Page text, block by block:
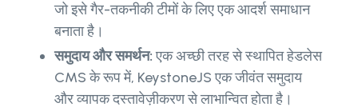
जो इसे गैर-तकनीकी टीमों के लिए एक आदर्श समाधान
बनाता है।
समुदाय और समर्थन:एक अच्छी तरह से स्थापित हेडलेस
CMS के रूप में, KeystoneJS एक जीवंत समुदाय
और व्यापक दस्तावेज़ीकरण से लाभान्वित होता है।